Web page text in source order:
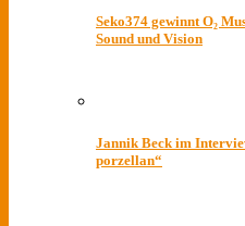
Seko374 gewinnt O₂
Sound und Vision
Jannik Beck im
porzellan“